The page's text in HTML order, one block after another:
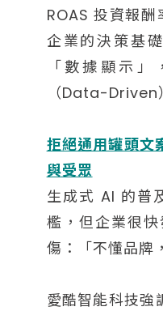
ROAS 投資報
企業的決策基
「數據顯示
（Data-Driven
拒絕通用罐頭文
與受眾
生成式 AI 的普
檻，但企業很
傷：「不懂品牌
愛酷智能科技強